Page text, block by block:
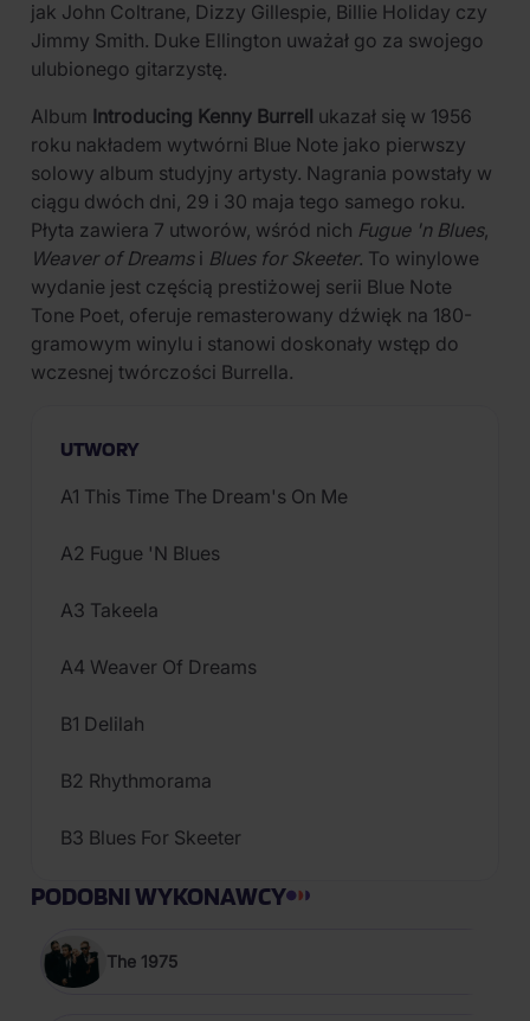
jak John Coltrane, Dizzy Gillespie, Billie Holiday czy
Jimmy Smith. Duke Ellington uważał go za swojego
ulubionego gitarzystę.
Album Introducing Kenny Burrell ukazał się w 1956
roku nakładem wytwórni Blue Note jako pierwszy
solowy album studyjny artysty. Nagrania powstały w
ciągu dwóch dni, 29 i 30 maja tego samego roku.
Płyta zawiera 7 utworów, wśród nich Fugue 'n Blues,
Weaver of Dreamsi Blues for Skeeter. To winylowe
wydanie jest częścią prestiżowej serii Blue Note
Tone Poet, oferuje remasterowany dźwięk na 180-
gramowym winylu i stanowi doskonały wstęp do
wczesnej twórczości Burrella.
UTWORY
A1 This Time The Dream's On Me
A2 Fugue 'N Blues
A3 Takeela
A4 Weaver Of Dreams
B1 Delilah
B2 Rhythmorama
B3 Blues For Skeeter
PODOBNI WYKONAWCY
The 1975